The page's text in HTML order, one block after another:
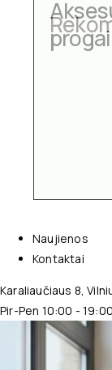
progai
Naujienos
Kontaktai
Karaliaučiaus 8,
Pir-Pen 10:00 -